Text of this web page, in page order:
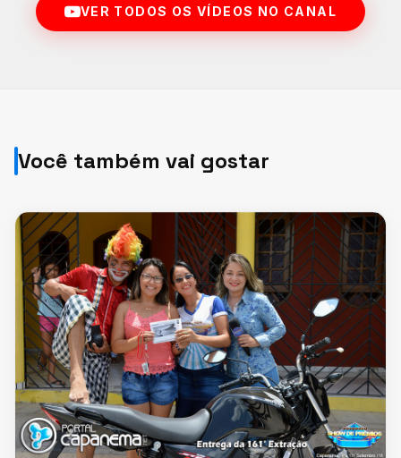
VER TODOS OS VÍDEOS NO CANAL
Você também vai gostar